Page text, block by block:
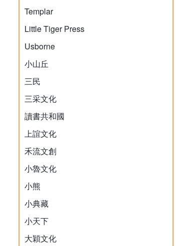
Templar
Little Tiger Press
Usborne
小山丘
三民
三采文化
讀書共和國
上誼文化
禾流文創
小魯文化
小熊
小典藏
小天下
大穎文化